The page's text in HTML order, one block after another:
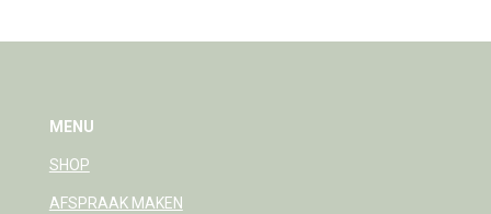
MENU
SHOP
AFSPRAAK MAKEN